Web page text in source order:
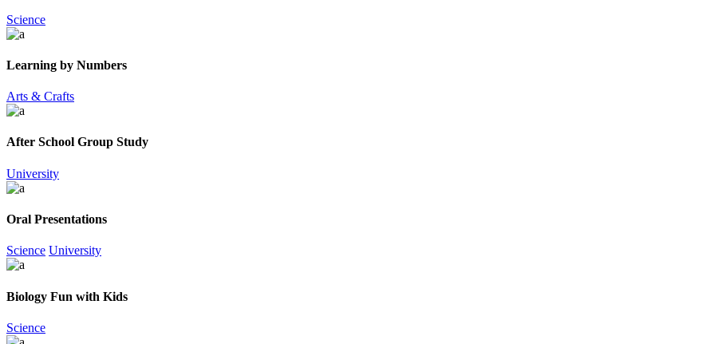
Science
Learning by Numbers
Arts & Crafts
After School Group Study
University
Oral Presentations
Science University
Biology Fun with Kids
Science